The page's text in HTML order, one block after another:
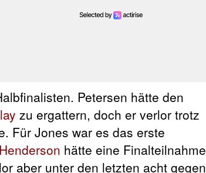
Petersen hätte den
zu ergattern, doch er verlor trotz
Für Jones war es das erste
hätte eine Finalteilnahme
aber unter den letzten acht gegen